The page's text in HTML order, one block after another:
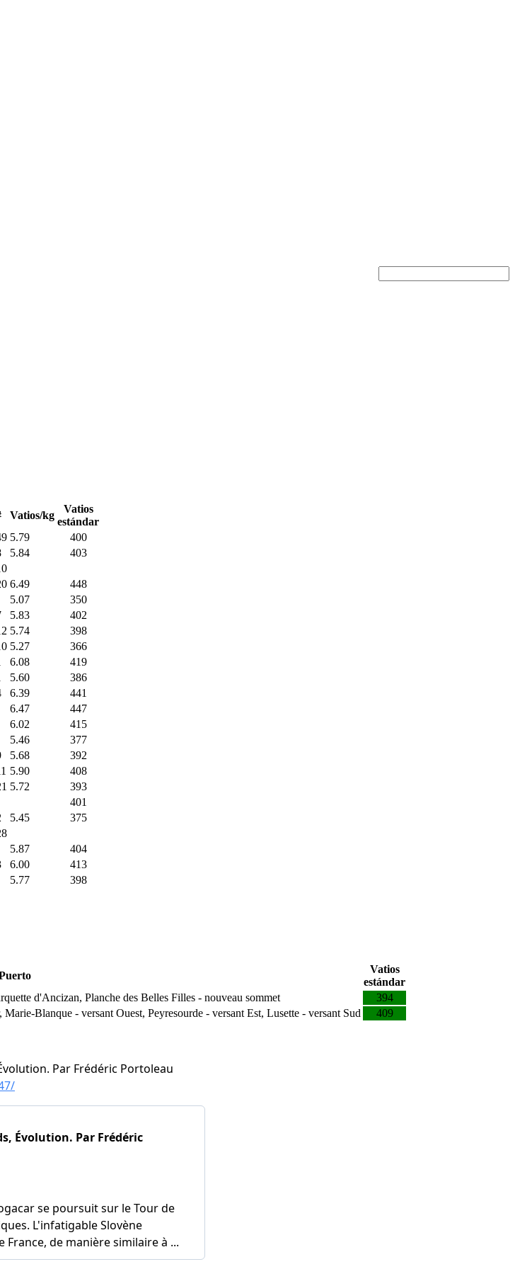
Vatios/kg
Vatios
estándar
5.79
400
5.84
403
6.49
448
5.07
350
5.83
402
5.74
398
5.27
366
6.08
419
5.60
386
6.39
441
6.47
447
6.02
415
5.46
377
5.68
392
5.90
408
5.72
393
401
5.45
375
5.87
404
6.00
413
5.77 398
Vatios
estándar
d'Ancizan, Planche des Belles Filles - nouveau sommet
394
Blanque - versant Ouest, Peyresourde - versant Est, Lusette - versant Sud
409